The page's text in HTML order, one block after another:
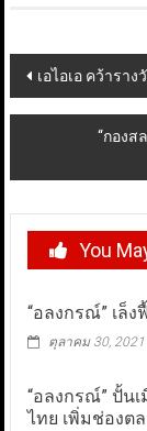
Post
navigation
เอไอเอ คว้ารา
“กองส
You
“อลงกรณ์” เล็
ตุลาคม 30, 2021
“อลงกรณ์” ปั้น
ไทย เพิ่มช่องต